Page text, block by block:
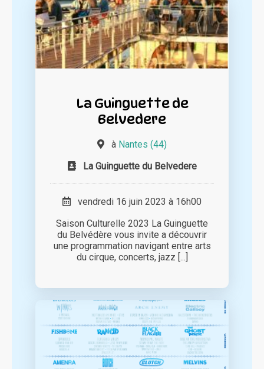
La Guinguette de
Belvedere
à Nantes (44)
La Guinguette du Belvedere
vendredi 16 juin 2023 à 16h00
Saison Culturelle 2023 La Guinguette
du Belvédère vous invite a découvrir
une programmation navigant entre arts
du cirque, concerts, jazz [...]